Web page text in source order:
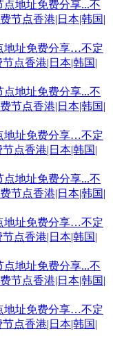
地址免费分享…不定
点香港|日本|韩国|
地址免费分享…不定
点香港|日本|韩国|
地址免费分享…不定
点香港|日本|韩国|
地址免费分享…不定
点香港|日本|韩国|